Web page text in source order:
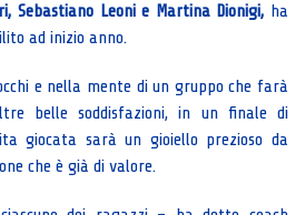
Sebastiano Leoni e Martina Dionigi, ha
ad inizio anno.
e nella mente di un gruppo che farà
belle soddisfazioni, in un finale di
giocata sarà un gioiello prezioso da
che è già di valore.